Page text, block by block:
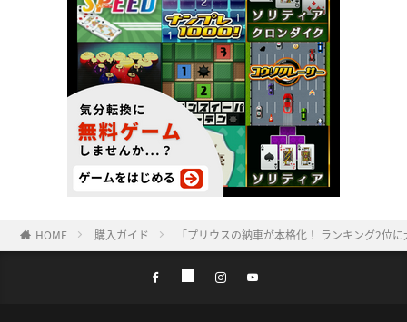
HOME 購入ガイド 「プリウスの納車が本格化！ ランキング2位